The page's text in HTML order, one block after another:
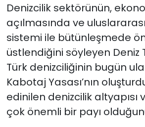
Denizcilik sektörünün,
açılmasında ve
sistemi ile bütünleşmede
üstlendiğini söyleyen Deniz
Türk denizciliğinin bugün
Kabotaj Yasası’nın
edinilen denizcilik altyapısı
çok önemli bir payı